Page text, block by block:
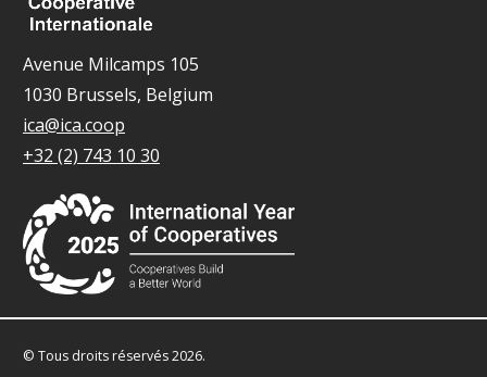
Avenue Milcamps 105
1030 Brussels, Belgium
ica@ica.coop
+32 (2) 743 10 30
© Tous droits réservés 2026.